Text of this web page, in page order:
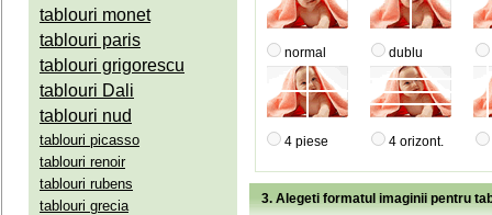
tablouri monet
tablouri paris
tablouri grigorescu
tablouri Dali
tablouri nud
tablouri picasso
tablouri renoir
tablouri rubens
tablouri grecia
normal dublu
4 piese 4 orizont.
3. Alegeti formatul imaginii pentru